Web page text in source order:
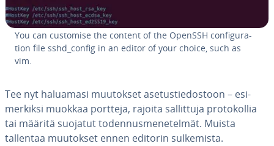
You can customise the content of the OpenSSH con­fi­gu­ra­
tion file sshd_config in an editor of your choice, such as
vim.
Tee nyt haluamasi muutokset ase­tus­tie­dos­toon – esi­
mer­kik­si muokkaa portteja, rajoita sal­lit­tu­ja pro­to­kol­lia
tai määritä suojatut to­den­nus­me­ne­tel­mät. Muista
tallentaa muutokset ennen editorin sul­ke­mis­ta.